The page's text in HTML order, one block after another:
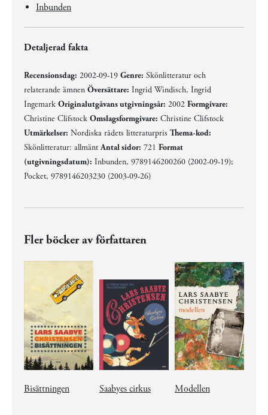
Inbunden
Detaljerad fakta
Recensionsdag: 2002-09-19 Genre: Skönlitteratur och
relaterande ämnen Översättare: Ingrid Windisch, Ingrid
Ingemark Originalutgåvans utgivningsår: 2002 Formgivare:
Christine Clifstock Omslagsformgivare: Christine Clifstock
Utmärkelser: Nordiska rådets litteraturpris Thema-kod:
Skönlitteratur: allmäntAntal sidor: 721 Format
(utgivningsdatum): Inbunden, 9789146200260 (2002-09-19);
Pocket, 9789146203230 (2003-09-26)
Fler böcker av författaren
Bisättningen Saabyes cirkus Modellen